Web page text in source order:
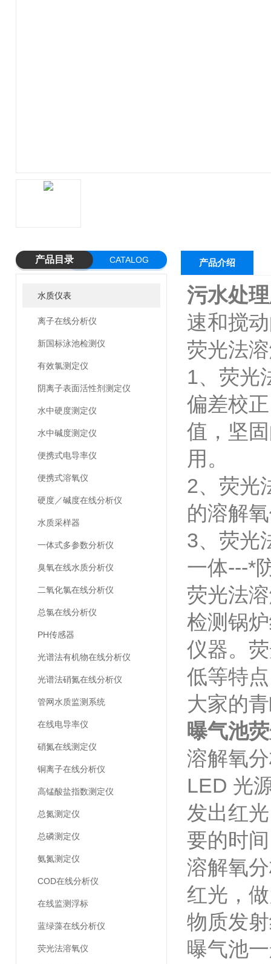
产品目录 CATALOG
水质仪表
离子在线分析仪
新国标泳池检测仪
有效氯测定仪
阴离子表面活性剂测定仪
水中硬度测定仪
水中碱度测定仪
便携式电导率仪
便携式溶氧仪
硬度／碱度在线分析仪
水质采样器
一体式多参数分析仪
臭氧在线水质分析仪
二氧化氯在线分析仪
总氯在线分析仪
PH传感器
光谱法有机物在线分析仪
光谱法硝氮在线分析仪
管网水质监测系统
在线电导率仪
硝氮在线测定仪
铜离子在线分析仪
高锰酸盐指数测定仪
总氮测定仪
总磷测定仪
氨氮测定仪
COD在线分析仪
在线监测浮标
蓝绿藻在线分析仪
荧光法溶氧仪
产品介绍
污水处
速和搅
荧光法
1、荧光
偏差校
值，坚
用。
2、荧光
的溶解
3、荧光
一体---*
荧光法
检测锅
仪器。
低等特
大家的
曝气池
溶解氧
LED 光
发出红
要的时
溶解氧
红光，
物质发
曝气池